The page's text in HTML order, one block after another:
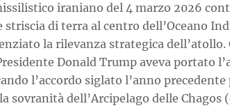
iraniano del 4 marzo 2026
striscia di terra al centro dell’Oceano
la rilevanza strategica dell’atollo.
Donald Trump aveva portato
l’accordo siglato l’anno precedente
sovranità dell’Arcipelago delle Chagos